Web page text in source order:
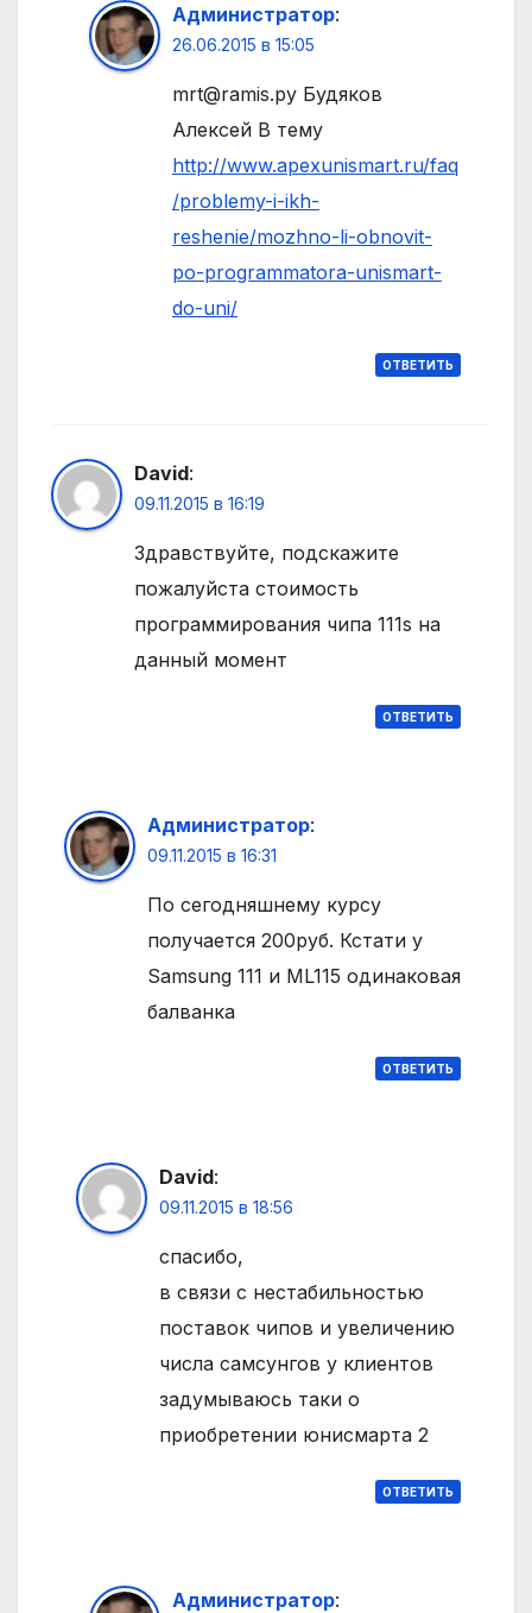
Администратор:
26.06.2015 в 15:05
mrt@ramis.ру Будяков
Алексей В тему
http://www.apexunismart.ru/faq
/problemy-i-ikh-
reshenie/mozhno-li-obnovit-
po-programmatora-unismart-
do-uni/
ОТВЕТИТЬ
David:
09.11.2015 в 16:19
Здравствуйте, подскажите
пожалуйста стоимость
программирования чипа 111s на
данный момент
ОТВЕТИТЬ
Администратор:
09.11.2015 в 16:31
По сегодняшнему курсу
получается 200руб. Кстати у
Samsung 111 и ML115 одинаковая
балванка
ОТВЕТИТЬ
David:
09.11.2015 в 18:56
спасибо,
в связи с нестабильностью
поставок чипов и увеличению
числа самсунгов у клиентов
задумываюсь таки о
приобретении юнисмарта 2
ОТВЕТИТЬ
Администратор: